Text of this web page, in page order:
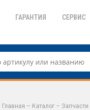
ГАРАНТИЯ СЕРВИС
Главная – Каталог –